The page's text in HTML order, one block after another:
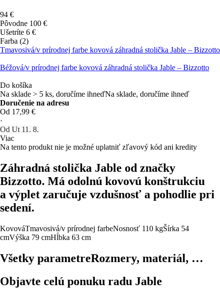
94 €
Pôvodne 100 €
Ušetríte 6 €
Farba (2)
Tmavosivá/v prírodnej farbe kovová záhradná stolička Jable – Bizzotto
Béžová/v prírodnej farbe kovová záhradná stolička Jable – Bizzotto
Do košíka
Na sklade > 5 ks, doručíme ihneďNa sklade, doručíme ihneď
Doručenie na adresu
Od 17,99 €
·
Od Ut 11. 8.
Viac
Na tento produkt nie je možné uplatniť zľavový kód ani kredity
Záhradná stolička Jable od značky
Bizzotto. Má odolnú kovovú konštrukciu
a výplet zaručuje vzdušnosť a pohodlie pri
sedení.
KovováTmavosivá/v prírodnej farbeNosnosť 110 kgŠírka 54
cmVýška 79 cmHĺbka 63 cm
Všetky parametreRozmery, materiál, …
Objavte celú ponuku radu Jable